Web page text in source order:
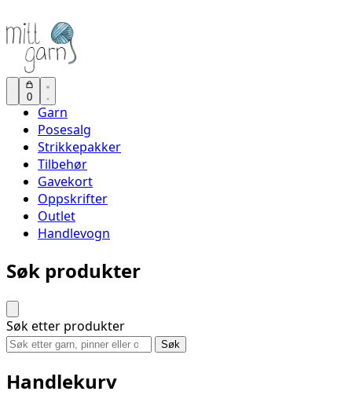
0
Garn
Posesalg
Strikkepakker
Tilbehør
Gavekort
Oppskrifter
Outlet
Handlevogn
Søk produkter
Søk etter produkter
Søk
Handlekurv